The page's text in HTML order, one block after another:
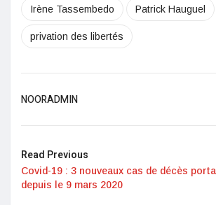
Irène Tassembedo Patrick Hauguel
privation des libertés
NOORADMIN
Read Previous
Covid-19 : 3 nouveaux cas de décès
depuis le 9 mars 2020